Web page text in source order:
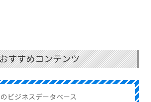
すすめコンテンツ
ビジネスデータベース